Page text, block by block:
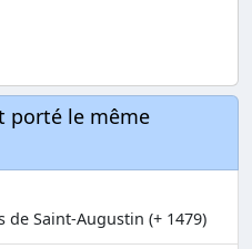
porté le même
Saint-Augustin (+ 1479)